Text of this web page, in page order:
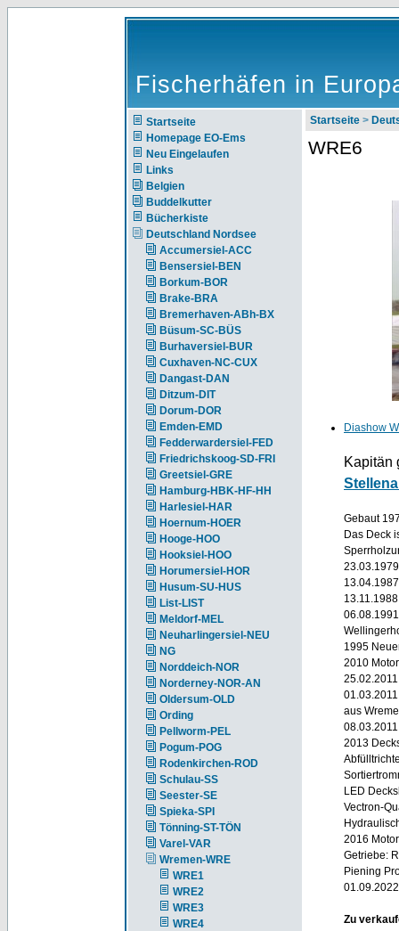
Fischerhäfen in
Startseite
Homepage EO-Ems
Neu Eingelaufen
Links
Belgien
Buddelkutter
Bücherkiste
Deutschland Nordsee
Accumersiel-ACC
Bensersiel-BEN
Borkum-BOR
Brake-BRA
Bremerhaven-ABh-BX
Büsum-SC-BÜS
Burhaversiel-BUR
Cuxhaven-NC-CUX
Dangast-DAN
Ditzum-DIT
Dorum-DOR
Emden-EMD
Fedderwardersiel-FED
Friedrichskoog-SD-FRI
Greetsiel-GRE
Hamburg-HBK-HF-HH
Harlesiel-HAR
Hoernum-HOER
Hooge-HOO
Hooksiel-HOO
Horumersiel-HOR
Husum-SU-HUS
List-LIST
Meldorf-MEL
Neuharlingersiel-NEU
NG
Norddeich-NOR
Norderney-NOR-AN
Oldersum-OLD
Ording
Pellworm-PEL
Pogum-POG
Rodenkirchen-ROD
Schulau-SS
Seester-SE
Spieka-SPI
Tönning-ST-TÖN
Varel-VAR
Wremen-WRE
WRE1
WRE2
WRE3
WRE4
Startseite >
WRE6
Diashow
Kapitän
Gebaut
Das Deck
1995
2010
aus
2013
LED
Vectron-
2016
Getriebe:
Piening
Zu